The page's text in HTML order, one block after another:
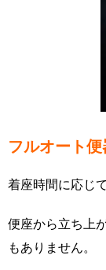
フルオート便
着座時間に応じ
便座から立ち上
もありません。